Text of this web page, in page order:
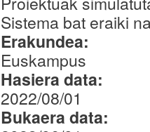
Sistema bat eraiki
Erakundea:
Euskampus
Hasiera data:
2022/08/01
Bukaera data: